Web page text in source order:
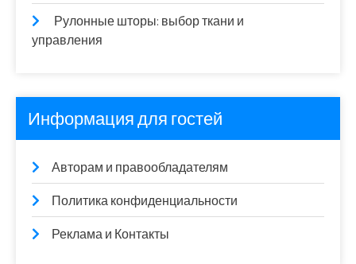
Рулонные шторы: выбор ткани и
управления
Информация для гостей
Авторам и правообладателям
Политика конфиденциальности
Реклама и Контакты